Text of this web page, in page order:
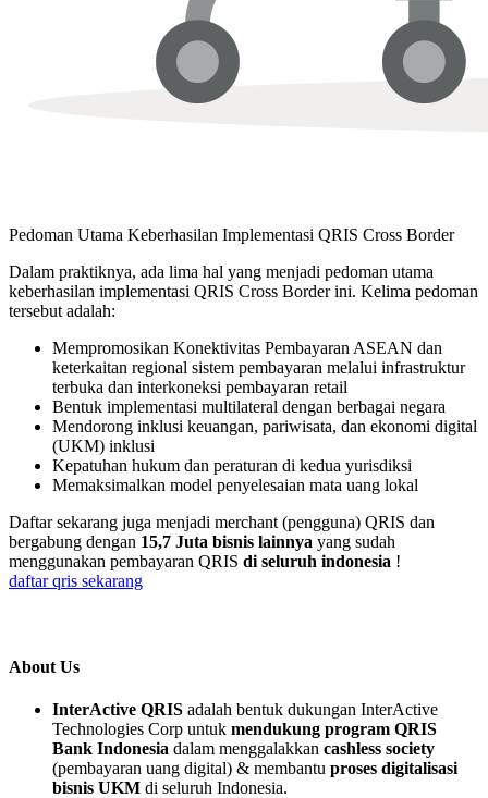
Pedoman Utama Keberhasilan Implementasi QRIS Cross Border
Dalam praktiknya, ada lima hal yang menjadi pedoman utama
keberhasilan implementasi QRIS Cross Border ini. Kelima pedoman
tersebut adalah:
Mempromosikan Konektivitas Pembayaran ASEAN dan
keterkaitan regional sistem pembayaran melalui infrastruktur
terbuka dan interkoneksi pembayaran retail
Bentuk implementasi multilateral dengan berbagai negara
Mendorong inklusi keuangan, pariwisata, dan ekonomi digital
(UKM) inklusi
Kepatuhan hukum dan peraturan di kedua yurisdiksi
Memaksimalkan model penyelesaian mata uang lokal
Daftar sekarang juga menjadi merchant (pengguna) QRIS dan
bergabung dengan 15,7 Juta bisnis lainnya yang sudah
menggunakan pembayaran QRIS di seluruh indonesia !
daftar qris sekarang
About Us
InterActive QRIS adalah bentuk dukungan InterActive
Technologies Corp untuk mendukung program QRIS
Bank Indonesia dalam menggalakkan cashless society
(pembayaran uang digital) & membantu proses digitalisasi
bisnis UKM di seluruh Indonesia.